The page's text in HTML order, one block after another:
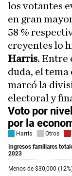
los votantes
en gran
58 %
creyentes lo
Harris. Entre
duda, el tema
marcó la
electoral y